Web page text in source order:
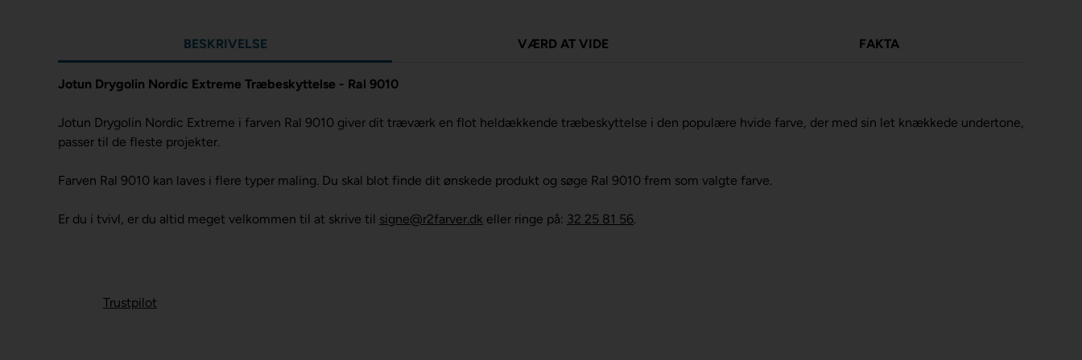
BESKRIVELSE VÆRD AT VIDE FAKTA
Jotun Drygolin Nordic Extreme Træbeskyttelse - Ral 9010
Jotun Drygolin Nordic Extreme i farven Ral 9010 giver dit træværk en flot heldækkende træbeskyttelse i den populære hvide farve, der med sin let knækkede undertone,
passer til de fleste projekter.
Farven Ral 9010 kan laves i flere typer maling. Du skal blot finde dit ønskede produkt og søge Ral 9010 frem som valgte farve.
Er du i tvivl, er du altid meget velkommen til at skrive til signe@r2farver.dk eller ringe på: 32 25 81 56.
Trustpilot